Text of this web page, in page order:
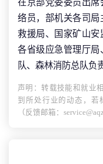
在京部党委委员出
络员，部机关各司
救援局、国家矿山安
各省级应急管理厅
队、森林消防总队负
声明：转载技能和就业
到所处行业的动态，若
（反馈邮箱：